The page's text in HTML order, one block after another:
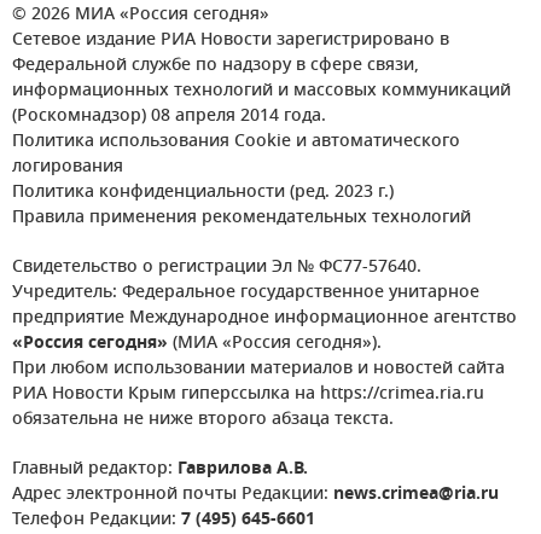
© 2026 МИА «Россия сегодня»
Сетевое издание РИА Новости зарегистрировано в
Федеральной службе по надзору в сфере связи,
информационных технологий и массовых коммуникаций
(Роскомнадзор) 08 апреля 2014 года.
Политика использования Cookie и автоматического
логирования
Политика конфиденциальности (ред. 2023 г.)
Правила применения рекомендательных технологий
Свидетельство о регистрации Эл № ФС77-57640.
Учредитель: Федеральное государственное унитарное
предприятие Международное информационное агентство
«Россия сегодня» (МИА «Россия сегодня»).
При любом использовании материалов и новостей сайта
РИА Новости Крым гиперссылка на https://crimea.ria.ru
обязательна не ниже второго абзаца текста.
Главный редактор: Гаврилова А.В.
Адрес электронной почты Редакции: news.crimea@ria.ru
Телефон Редакции: 7 (495) 645-6601